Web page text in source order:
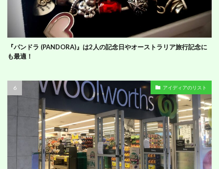
『パンドラ (PANDORA)』は2人の記念日やオーストラリア旅行記念に
も最適！
アイディアのリスト